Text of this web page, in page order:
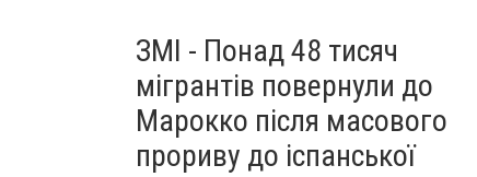
ЗМІ - Понад 48 тисяч
мігрантів повернули до
Марокко після масового
прориву до іспанської